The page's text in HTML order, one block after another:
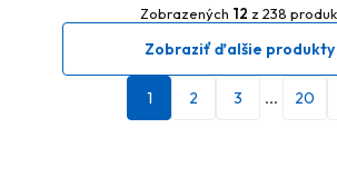
Zobrazených 12 z 238
Zobraziť ďalšie produkty
1 2 3 … 20